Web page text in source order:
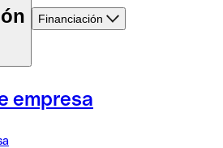
Financiación
empresa